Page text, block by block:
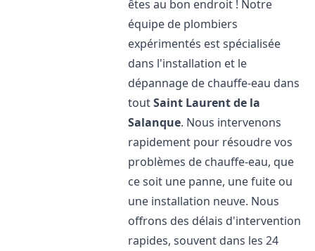
êtes au bon endroit ! Notre
équipe de plombiers
expérimentés est spécialisée
dans l'installation et le
dépannage de chauffe-eau dans
toutSaint Laurent de la
Salanque. Nous intervenons
rapidement pour résoudre vos
problèmes de chauffe-eau, que
ce soit une panne, une fuite ou
une installation neuve. Nous
offrons des délais d'intervention
rapides, souvent dans les 24